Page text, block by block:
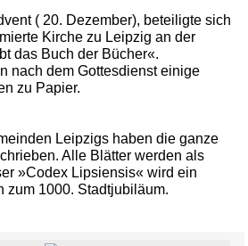
( 20. Dezember), beteiligte sich
Kirche zu Leipzig an der
das Buch der Bücher«.
nach dem Gottesdienst einige
zu Papier.
Leipzigs haben die ganze
Alle Blätter werden als
»Codex Lipsiensis« wird ein
zum 1000. Stadtjubiläum.